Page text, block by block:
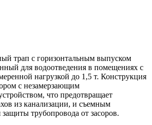
трап с горизонтальным выпуском
для водоотведения в помещениях с
нагрузкой до 1,5 т. Конструкция
с незамерзающим
что предотвращает
из канализации, и съемным
защиты трубопровода от засоров.